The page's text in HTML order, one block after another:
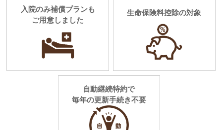
入院のみ補償プランも
ご用意しました
生命保険料控除の対象
自動継続特約で
毎年の更新手続き不要